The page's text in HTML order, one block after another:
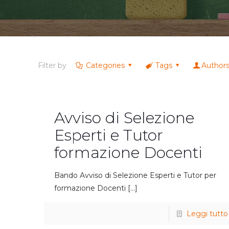
Filter by Categories Tags
Avviso di Selezione
Esperti e Tutor
formazione Docenti
Bando Avviso di Selezione Esperti e Tutor per
formazione Docenti […]
Leggi tutto